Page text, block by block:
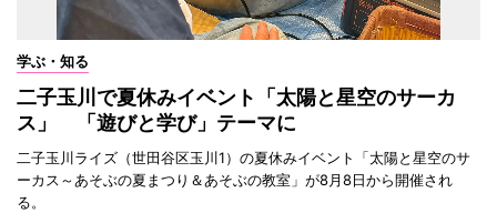
学ぶ・知る
二子玉川で夏休みイベント「太陽と星空のサーカ
ス」 「遊びと学び」テーマに
二子玉川ライズ（世田谷区玉川1）の夏休みイベント「太陽と星空のサ
ーカス～あそぶの夏まつり＆あそぶの教室」が8月8日から開催され
る。